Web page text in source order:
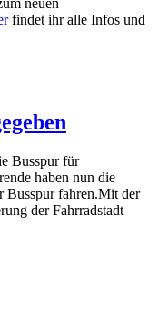
neuen
findet ihr alle Infos und
Busspur für
haben nun die
Busspur fahren.Mit der
der Fahrradstadt